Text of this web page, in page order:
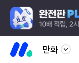
만화